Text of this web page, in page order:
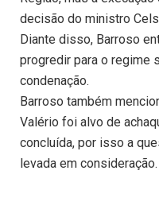
decisão do ministro
Diante disso, Barroso
progredir para o regime
condenação.
Barroso também
Valério foi alvo de
concluída, por isso a
levada em consideração.